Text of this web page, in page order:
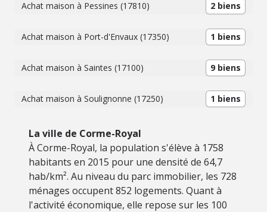
Achat maison à Pessines (17810) 2 biens
Achat maison à Port-d'Envaux (17350) 1 biens
Achat maison à Saintes (17100) 9 biens
Achat maison à Soulignonne (17250) 1 biens
La ville de Corme-Royal
À Corme-Royal, la population s'élève à 1758
habitants en 2015 pour une densité de 64,7
hab/km². Au niveau du parc immobilier, les 728
ménages occupent 852 logements. Quant à
l'activité économique, elle repose sur les 100